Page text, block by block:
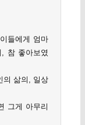
들에게 엄마
참 좋아보였
의 삶의, 일상
그게 아무리